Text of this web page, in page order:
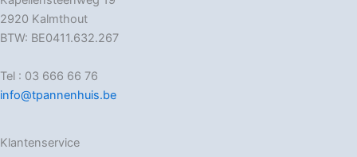
2920 Kalmthout
BTW: BE0411.632.267
Tel : 03 666 66 76
info@tpannenhuis.be
Klantenservice